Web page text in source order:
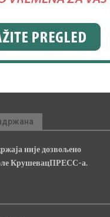
није дозвољено
КрушевацПРЕСС-а.